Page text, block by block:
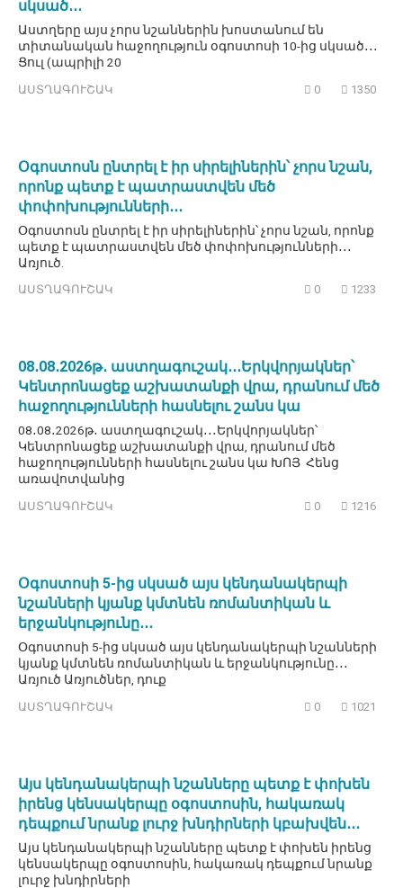
սկսած․․․
Աստղերը այս չորս նշաններին խոստանում են
տիտանական հաջողություն օգոստոսի 10-ից սկսած․․․
Ցուլ (ապրիլի 20
ԱՍՏՂԱԳՈՒՇԱԿ 0 1350
Օգոստոսն ընտրել է իր սիրելիներին՝ չորս նշան,
որոնք պետք է պատրաստվեն մեծ
փոփոխությունների․․․
Օգոստոսն ընտրել է իր սիրելիներին՝ չորս նշան, որոնք
պետք է պատրաստվեն մեծ փոփոխությունների․․․
Առյուծ.
ԱՍՏՂԱԳՈՒՇԱԿ 0 1233
08․08․2026թ․ աստղագուշակ․․․Երկվորյակներ՝
Կենտրոնացեք աշխատանքի վրա, դրանում մեծ
հաջողությունների հասնելու շանս կա
08․08․2026թ․ աստղագուշակ․․․Երկվորյակներ՝
Կենտրոնացեք աշխատանքի վրա, դրանում մեծ
հաջողությունների հասնելու շանս կա ԽՈՅ Հենց
առավոտվանից
ԱՍՏՂԱԳՈՒՇԱԿ 0 1216
Օգոստոսի 5-ից սկսած այս կենդանակերպի
նշանների կյանք կմտնեն ռոմանտիկան և
երջանկությունը․․․
Օգոստոսի 5-ից սկսած այս կենդանակերպի նշանների
կյանք կմտնեն ռոմանտիկան և երջանկությունը․․․
Առյուծ Առյուծներ, դուք
ԱՍՏՂԱԳՈՒՇԱԿ 0 1021
Այս կենդանակերպի նշանները պետք է փոխեն
իրենց կենսակերպը օգոստոսին, հակառակ
դեպքում նրանք լուրջ խնդիրների կբախվեն․․․
Այս կենդանակերպի նշանները պետք է փոխեն իրենց
կենսակերպը օգոստոսին, հակառակ դեպքում նրանք
լուրջ խնդիրների